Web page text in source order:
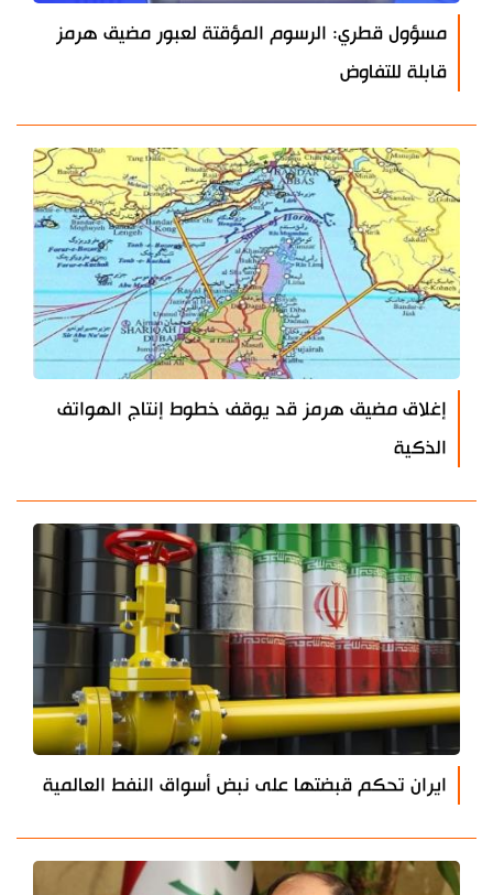
مسؤول قطري: الرسوم المؤقتة لعبور مضيق هرمز
قابلة للتفاوض
إغلاق مضيق هرمز قد يوقف خطوط إنتاج الهواتف
الذكية
ايران تحكم قبضتها على نبض أسواق النفط العالمية